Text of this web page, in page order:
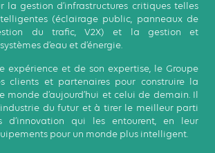
la gestion d’infrastructures critiques telles
(éclairage public, panneaux de
du trafic, V2X) et la gestion et
d’eau et d’énergie.
expérience et de son expertise, le Groupe
clients et partenaires pour construire la
monde d’aujourd’hui et celui de demain. Il
du futur et à tirer le meilleur parti
d’innovation qui les entourent, en leur
pour un monde plus intelligent.